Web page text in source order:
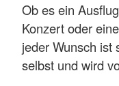
Ob es ein
Konzert oder
jeder Wunsch ist
selbst und wird